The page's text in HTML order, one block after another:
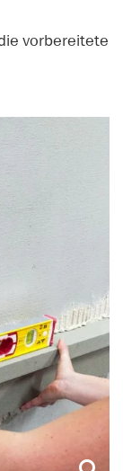
vorbereitete